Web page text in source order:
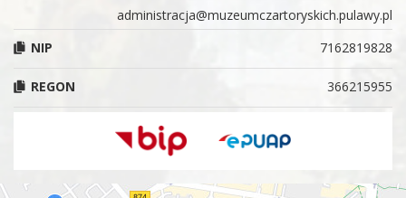
administracja@muzeumczartoryskich.pulawy.pl
NIP
7162819828
REGON 366215955